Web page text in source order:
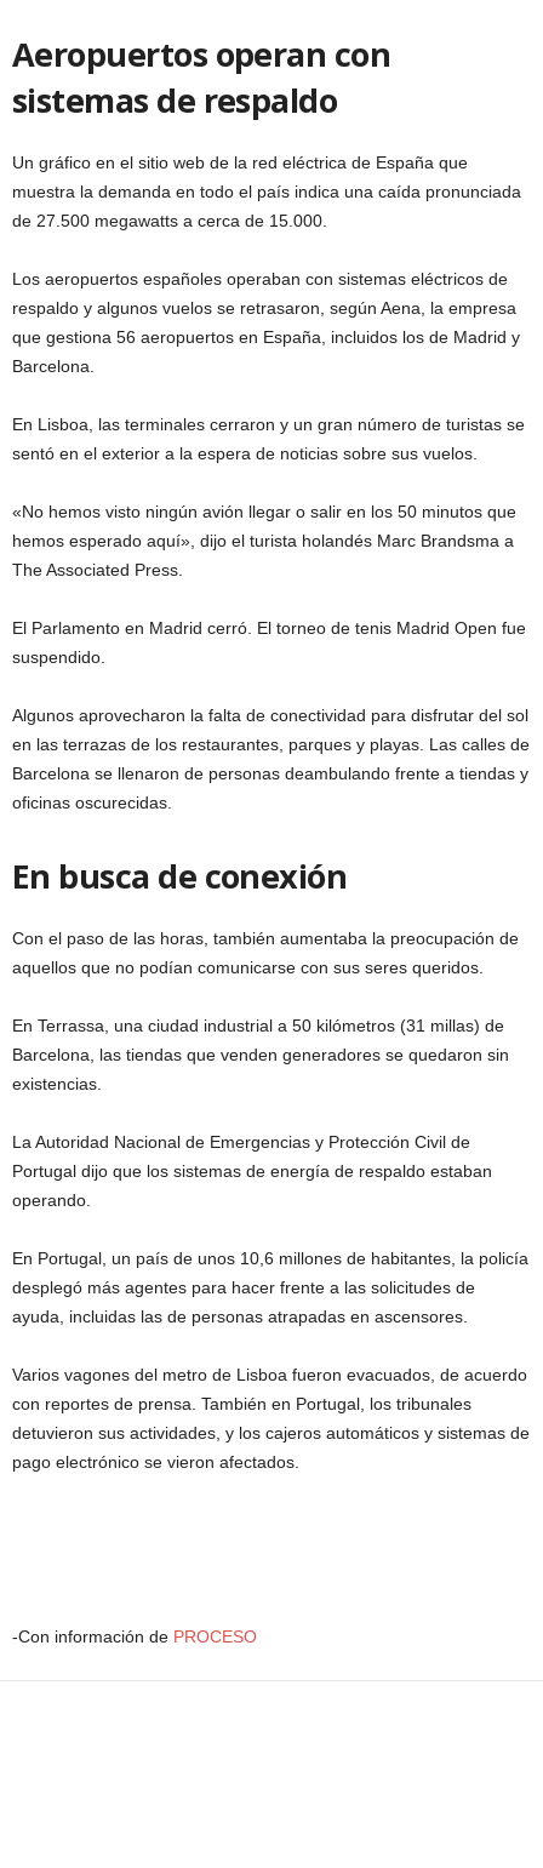
Aeropuertos operan con
sistemas de respaldo
Un gráfico en el sitio web de la red eléctrica de España que
muestra la demanda en todo el país indica una caída pronunciada
de 27.500 megawatts a cerca de 15.000.
Los aeropuertos españoles operaban con sistemas eléctricos de
respaldo y algunos vuelos se retrasaron, según Aena, la empresa
que gestiona 56 aeropuertos en España, incluidos los de Madrid y
Barcelona.
En Lisboa, las terminales cerraron y un gran número de turistas se
sentó en el exterior a la espera de noticias sobre sus vuelos.
«No hemos visto ningún avión llegar o salir en los 50 minutos que
hemos esperado aquí», dijo el turista holandés Marc Brandsma a
The Associated Press.
El Parlamento en Madrid cerró. El torneo de tenis Madrid Open fue
suspendido.
Algunos aprovecharon la falta de conectividad para disfrutar del sol
en las terrazas de los restaurantes, parques y playas. Las calles de
Barcelona se llenaron de personas deambulando frente a tiendas y
oficinas oscurecidas.
En busca de conexión
Con el paso de las horas, también aumentaba la preocupación de
aquellos que no podían comunicarse con sus seres queridos.
En Terrassa, una ciudad industrial a 50 kilómetros (31 millas) de
Barcelona, las tiendas que venden generadores se quedaron sin
existencias.
La Autoridad Nacional de Emergencias y Protección Civil de
Portugal dijo que los sistemas de energía de respaldo estaban
operando.
En Portugal, un país de unos 10,6 millones de habitantes, la policía
desplegó más agentes para hacer frente a las solicitudes de
ayuda, incluidas las de personas atrapadas en ascensores.
Varios vagones del metro de Lisboa fueron evacuados, de acuerdo
con reportes de prensa. También en Portugal, los tribunales
detuvieron sus actividades, y los cajeros automáticos y sistemas de
pago electrónico se vieron afectados.
-Con información de PROCESO